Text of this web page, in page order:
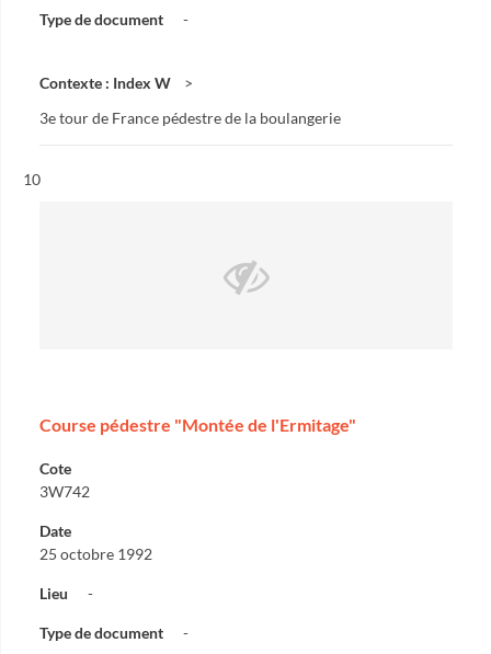
Type de document -
Contexte : Index W
3e tour de France pédestre de la boulangerie
Résultat n°
10
Course pédestre "Montée de l'Ermitage"
Cote
3W742
Date
25 octobre 1992
Lieu -
Type de document -